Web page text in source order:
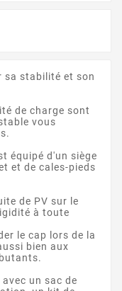
sa stabilité et son
de charge sont
vous
équipé d'un siège
et de cales-pieds
de PV sur le
à toute
le cap lors de la
bien aux
un sac de